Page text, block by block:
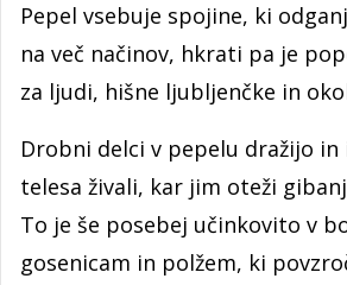
Pepel vsebuje spojine, ki
na več načinov, hkrati pa je
za ljudi, hišne ljubljenčke in
Drobni delci v pepelu dražijo in
telesa živali, kar jim oteži
To je še posebej učinkovito v
gosenicam in polžem, ki